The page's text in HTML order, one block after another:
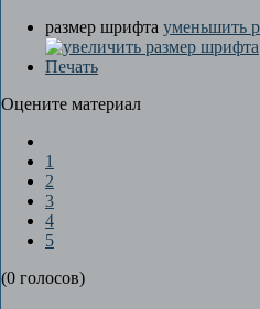
размер шрифта уменьшить
Печать
Оцените материал
1
2
3
4
5
(0 голосов)